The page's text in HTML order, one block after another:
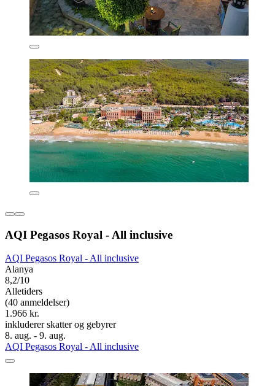
AQI Pegasos Royal - All inclusive
AQI Pegasos Royal - All inclusive
Alanya
8,2/10
Alletiders
(40 anmeldelser)
1.966 kr.
inkluderer skatter og gebyrer
8. aug. - 9. aug.
AQI Pegasos Royal - All inclusive